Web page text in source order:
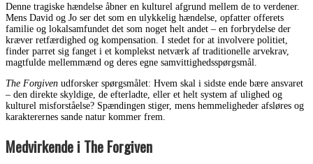
Denne tragiske hændelse åbner en kulturel afgrund mellem de to verdener.
Mens David og Jo ser det som en ulykkelig hændelse, opfatter offerets
familie og lokalsamfundet det som noget helt andet – en forbrydelse der
kræver retfærdighed og kompensation. I stedet for at involvere politiet,
finder parret sig fanget i et komplekst netværk af traditionelle arvekrav,
magtfulde mellemmænd og deres egne samvittighedsspørgsmål.
The Forgiven udforsker spørgsmålet: Hvem skal i sidste ende bære ansvaret
– den direkte skyldige, de efterladte, eller et helt system af ulighed og
kulturel misforståelse? Spændingen stiger, mens hemmeligheder afsløres og
karakterernes sande natur kommer frem.
Medvirkende i The Forgiven